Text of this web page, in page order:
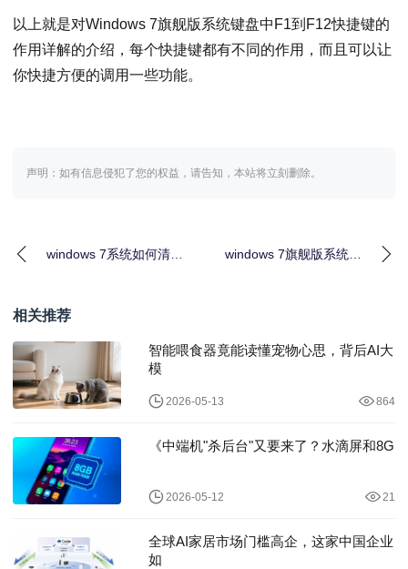
以上就是对Windows 7旗舰版系统键盘中F1到F12快捷键的
作用详解的介绍，每个快捷键都有不同的作用，而且可以让
你快捷方便的调用一些功能。
声明：如有信息侵犯了您的权益，请告知，本站将立刻删除。
windows 7系统如何清理
windows 7旗舰版系统
相关推荐
智能喂食器竟能读懂宠物心思，背后AI大
模
2026-05-13 864
《中端机"杀后台"又要来了？水滴屏和8G
2026-05-12 21
全球AI家居市场门槛高企，这家中国企业
如